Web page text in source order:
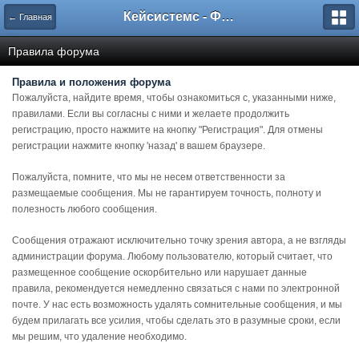
← Главная Кейсистемс - Форумы
Правила форума
Правила и положения форума
Пожалуйста, найдите время, чтобы ознакомиться с, указанными ниже,
правилами. Если вы согласны с ними и желаете продолжить
регистрацию, просто нажмите на кнопку "Регистрация". Для отмены
регистрации нажмите кнопку 'назад' в вашем браузере.
Пожалуйста, помните, что мы не несем ответственности за
размещаемые сообщения. Мы не гарантируем точность, полноту и
полезность любого сообщения.
Сообщения отражают исключительно точку зрения автора, а не взгляды
администрации форума. Любому пользователю, который считает, что
размещенное сообщение оскорбительно или нарушает данные
правила, рекомендуется немедленно связаться с нами по электронной
почте. У нас есть возможность удалять сомнительные сообщения, и мы
будем прилагать все усилия, чтобы сделать это в разумные сроки, если
мы решим, что удаление необходимо.